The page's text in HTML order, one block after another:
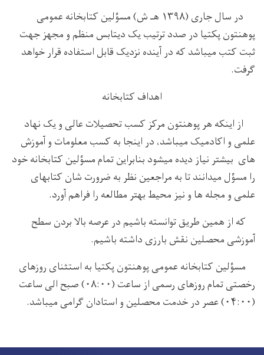
در سال جاری (۱۳۹۸ هـ ش) مسؤلین کتابخانه عمومی
پوهنتون پکتیا در صدد ترتیب یک دیتابس منظم و مجهز جهت
ثبت کتب میباشد که در آینده نزدیک قابل استفاده قرار خواهد
گرفت.
اهداف کتابخانه
از اینکه هر پوهنتون مرکز کسب تحصیلات عالی و یک نهاد
علمی و اکادمیک میباشد، در اینجا به کسب معلومات و آموزش
های بیشتر نیاز دیده میشود بنابراین تمام مسؤلین کتابخانه خود
را مسؤل میدانند تا به مراجعین نظر به ضرورت شان کتابهای
علمی و مجله ها و نیز محیط بهتر مطالعه را فراهم آورد.
که از همین طریق توانسته باشیم در عرصه بالا بردن سطح
آموزشی محصلین نقش بارزی داشته باشیم.
مسؤلین کتابخانه عمومی پوهنتون پکتیا به استثنای روزهای
رخصتی تمام روزهای رسمی از ساعت (۰۸:۰۰) صبح الی ساعت
(۰۴:۰۰) عصر در خدمت محصلین و استادان گرامی میباشد.